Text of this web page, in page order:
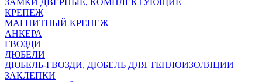
ЗАМКИ ДВЕРНЫЕ, КОМПЛЕКТУЮЩИЕ
КРЕПЕЖ
МАГНИТНЫЙ КРЕПЕЖ
АНКЕРА
ГВОЗДИ
ДЮБЕЛИ
ДЮБЕЛЬ-ГВОЗДИ, ДЮБЕЛЬ ДЛЯ ТЕПЛОИЗОЛЯЦИИ
ЗАКЛЕПКИ